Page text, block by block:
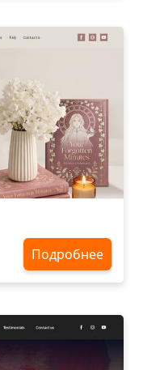
Подробнее